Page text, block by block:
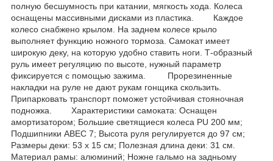
полную бесшумность при катании, мягкость хода. Колеса
оснащены массивными дисками из пластика. Каждое
колесо снабжено крылом. На заднем колесе крыло
выполняет функцию ножного тормоза. Самокат имеет
широкую деку, на которую удобно ставить ноги. Т-образный
руль имеет регуляцию по высоте, нужный параметр
фиксируется с помощью зажима. Прорезиненные
накладки на руле не дают рукам гонщика скользить.
Припарковать транспорт поможет устойчивая стояночная
подножка. Характеристики самоката: Оснащен
амортизатором; Большие светящиеся колеса PU 200 мм;
Подшипники АВЕС 7; Высота руля регулируется до 97 см;
Размеры деки: 53 х 15 см; Полезная длина деки: 31 см.
Материал рамы: алюминий; Ножне гальмо на задньому